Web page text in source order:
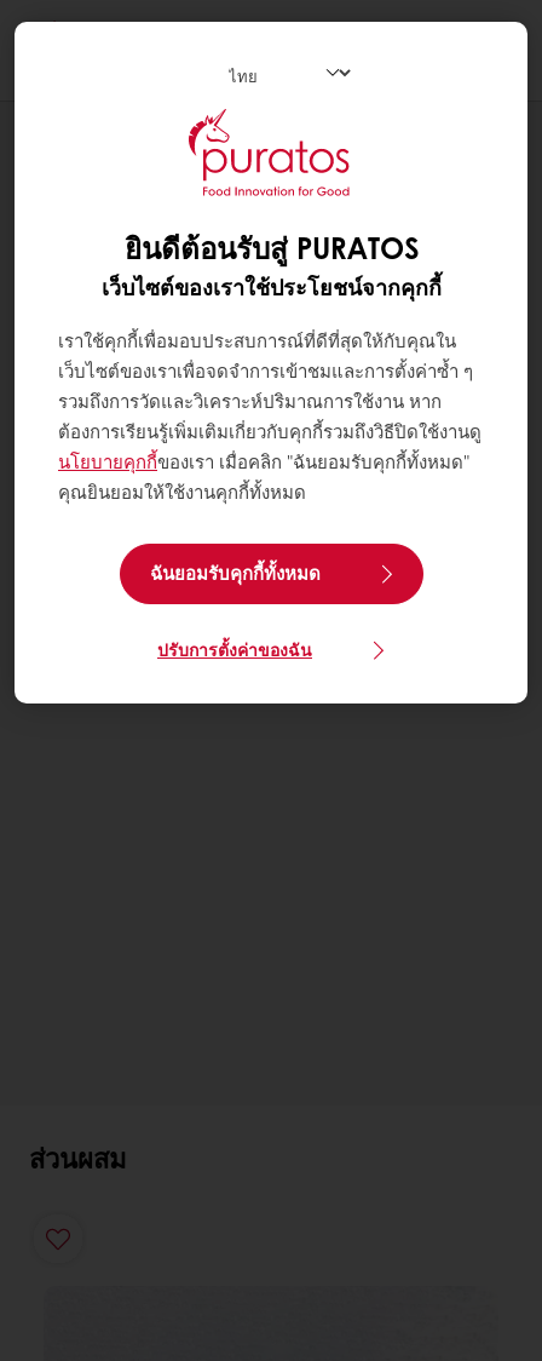
สูตรทำขนม
SAFFRON BONBON
ส่วนผสม
ยินดีต้อนรับสู่ PURATOS
เว็บไซต์ของเราใช้ประโยชน์จากคุกกี้
เราใช้คุกกี้เพื่อมอบประสบการณ์ที่ดีที่สุดให้กับคุณใน
เว็บไซต์ของเราเพื่อจดจำการเข้าชมและการตั้งค่าซ้ำ ๆ
รวมถึงการวัดและวิเคราะห์ปริมาณการใช้งาน หาก
ต้องการเรียนรู้เพิ่มเติมเกี่ยวกับคุกกี้รวมถึงวิธีปิดใช้งานดู
นโยบายคุกกี้ของเรา เมื่อคลิก "ฉันยอมรับคุกกี้ทั้งหมด"
คุณยินยอมให้ใช้งานคุกกี้ทั้งหมด
ฉันยอมรับคุกกี้ทั้งหมด
ปรับการตั้งค่าของฉัน